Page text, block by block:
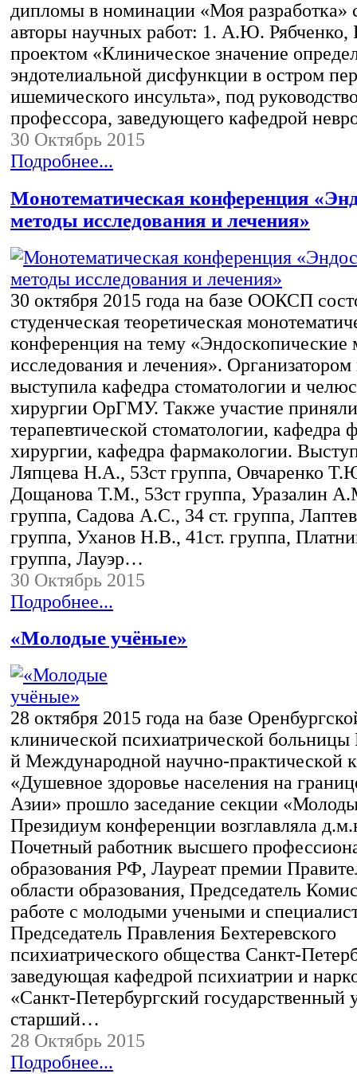
дипломы в номинации «Моя разработка»
авторы научных работ: 1. А.Ю. Рябченко,
проектом «Клиническое значение
эндотелиальной дисфункции в остром
ишемического инсульта», под
профессора, заведующего кафедрой
30 Октябрь 2015
Подробнее...
Монотематическая конференция
методы исследования и лечения»
30 октября 2015 года на базе ООКСП
студенческая теоретическая
конференция на тему «Эндоскопические
исследования и лечения».
выступила кафедра стоматологии и
хирургии ОрГМУ. Также участие
терапевтической стоматологии, кафедра
хирургии, кафедра фармакологии.
Ляпцева Н.А., 53ст группа, Овчаренко
Дощанова Т.М., 53ст группа, Уразалин
группа, Садова А.С., 34 ст. группа,
группа, Уханов Н.В., 41ст. группа,
группа, Лауэр…
30 Октябрь 2015
Подробнее...
«Молодые учёные»
28 октября 2015 года на базе
клинической психиатрической
й Международной научно-практической
«Душевное здоровье населения на
Азии» прошло заседание секции
Президиум конференции возглавляла
Почетный работник высшего
образования РФ, Лауреат премии
области образования, Председатель
работе с молодыми учеными и
Председатель Правления Бехтеревского
психиатрического общества Санкт-
заведующая кафедрой психиатрии и
«Санкт-Петербургский государственный
старший…
28 Октябрь 2015
Подробнее...